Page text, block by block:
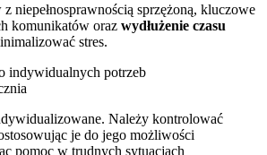
niepełnosprawnością sprzężoną, kluczowe
komunikatów oraz wydłużenie czasu
stres.
indywidualnych potrzeb
Należy kontrolować
je do jego możliwości
pomoc w trudnych sytuacjach